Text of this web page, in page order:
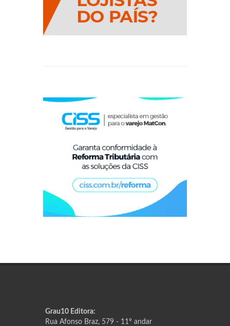
Grau10 Editora:
Rua Afonso Braz, 579 - 11º andar